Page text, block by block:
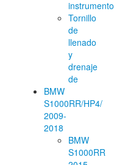
instrumento
Tornillo
de
llenado
y
drenaje
de
BMW
S1000RR/HP4/
2009-
2018
BMW
S1000RR